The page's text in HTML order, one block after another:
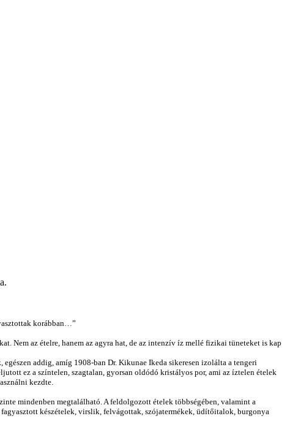
korábban…”
Nem az ételre, hanem az agyra hat, de az intenzív íz mellé fizikai tüneteket is kap
addig, amíg 1908-ban Dr. Kikunae Ikeda sikeresen izolálta a tengeri
ez a színtelen, szagtalan, gyorsan oldódó kristályos por, ami az íztelen ételek
kezdte.
mindenben megtalálható. A feldolgozott ételek többségében, valamint a
készételek, virslik, felvágottak, szójatermékek, üdítőitalok, burgonya